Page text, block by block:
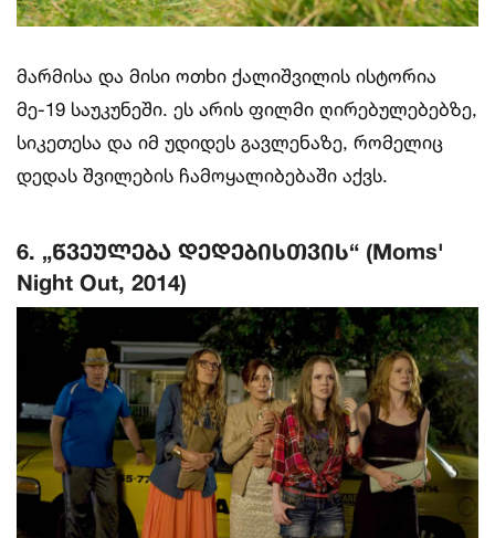
მარმისა და მისი ოთხი ქალიშვილის ისტორია
მე-19 საუკუნეში. ეს არის ფილმი ღირებულებებზე,
სიკეთესა და იმ უდიდეს გავლენაზე, რომელიც
დედას შვილების ჩამოყალიბებაში აქვს.
6. „წვეულება დედებისთვის“ (Moms'
Night Out, 2014)